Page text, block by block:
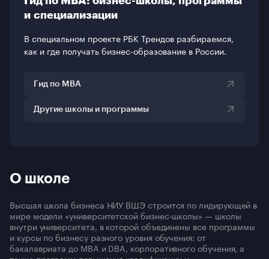
и специализации
В специальном проекте РБК Трендов разбираемся,
как и где получать бизнес-образование в России.
Гид по MBA
Другие школы и программы
О школе
Высшая школа бизнеса НИУ ВШЭ строится по лидирующей в
мире модели «университетской бизнес-школы» — школы
внутри университета, в которой объединены все программы
и курсы по бизнесу разного уровня обучения: от
бакалавриата до MBA и DBA, корпоративного обучения, а